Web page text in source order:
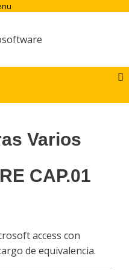
Varios
CAP.01
access con
de equivalencia.